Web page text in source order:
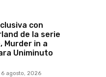
con
de la serie
Murder in a
Uniminuto
6 agosto, 2026